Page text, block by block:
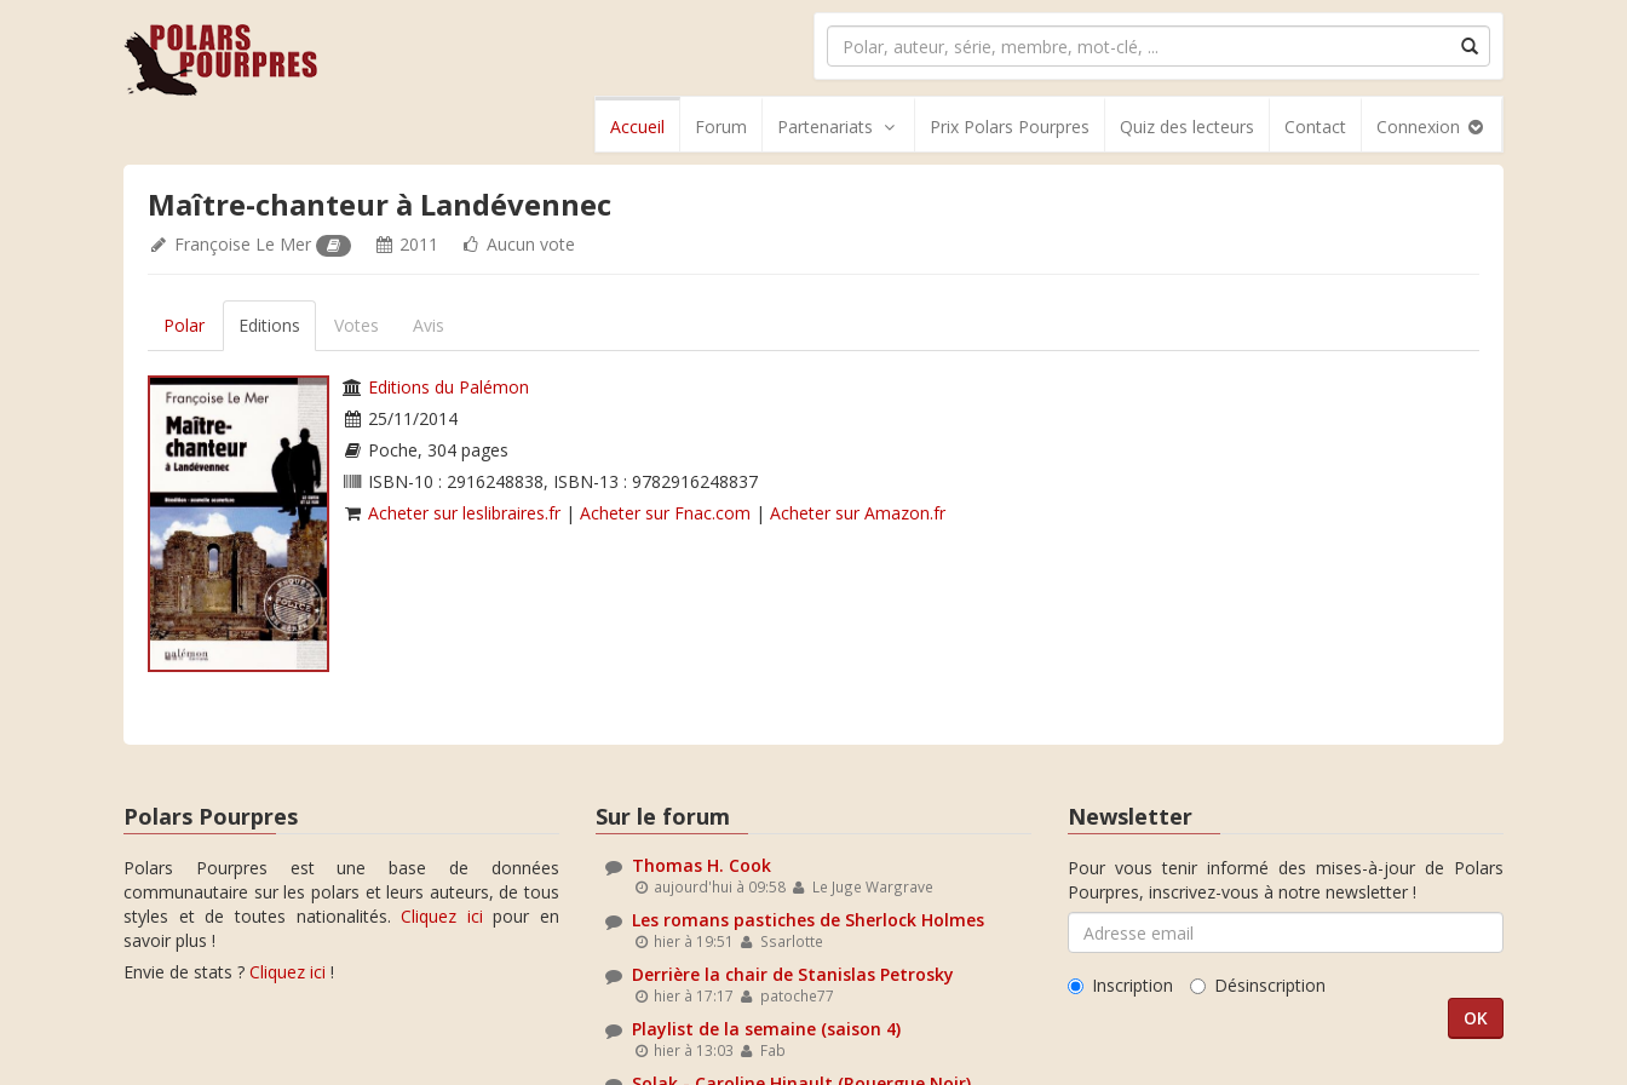
Accueil Forum Partenariats Prix Polars Pourpres Quiz des lecteurs Contact Connexion
Maître-chanteur à Landévennec
Françoise Le Mer 2011 Aucun vote
Polar Editions Votes Avis
Editions du Palémon
25/11/2014
Poche, 304 pages
ISBN-10 : 2916248838, ISBN-13 : 9782916248837
Acheter sur leslibraires.fr| Acheter sur Fnac.com | Acheter sur Amazon.fr
Polars Pourpres
Polars Pourpres est une base de données
communautaire sur les polars et leurs auteurs, de tous
styles et de toutes nationalités.Cliquez ici pour en
savoir plus !
Envie de stats ? Cliquez ici !
Sur le forum
Thomas H. Cook
aujourd'hui à 09:58 Le Juge Wargrave
Les romans pastiches de Sherlock Holmes
hier à 19:51 Ssarlotte
Derrière la chair de Stanislas Petrosky
hier à 17:17 patoche77
Playlist de la semaine (saison 4)
hier à 13:03 Fab
Newsletter
Pour vous tenir informé des mises-à-jour de Polars
Pourpres, inscrivez-vous à notre newsletter !
Inscription Désinscription